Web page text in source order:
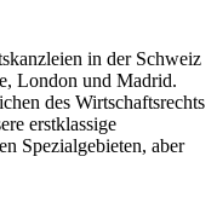
in der Schweiz
London und Madrid.
des Wirtschaftsrechts
erstklassige
Spezialgebieten, aber